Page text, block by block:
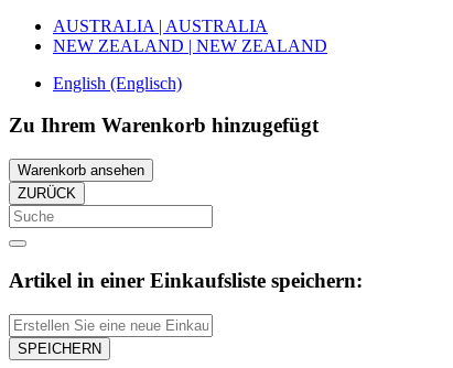
AUSTRALIA | AUSTRALIA
NEW ZEALAND | NEW ZEALAND
English (Englisch)
Zu Ihrem Warenkorb hinzugefügt
Warenkorb ansehen
ZURÜCK
Artikel in einer Einkaufsliste speichern:
SPEICHERN